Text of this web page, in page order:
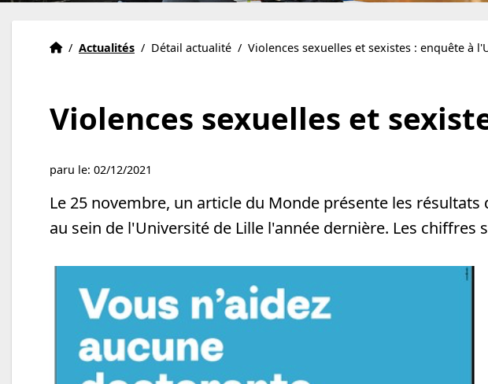
Accueil
Accueil
/ Actualités / Détail actualité / Violences sexuelles et sexistes : enquête à
Violences sexuelles et
paru le: 02/12/2021
Le 25 novembre, un article du Monde présente les résultats
au sein de l'Université de Lille l'année dernière. Les chiffres